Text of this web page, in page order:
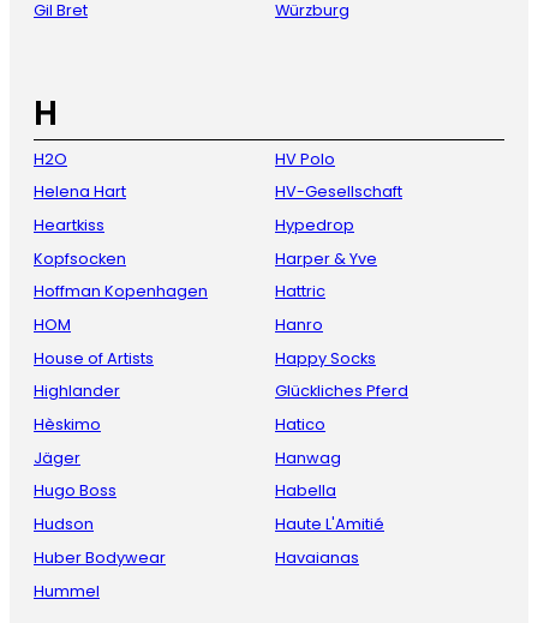
Gil Bret
Würzburg
H
H2O
Helena Hart
Heartkiss
Kopfsocken
Hoffman Kopenhagen
HOM
House of Artists
Highlander
Hèskimo
Jäger
Hugo Boss
Hudson
Huber Bodywear
Hummel
HV Polo
HV-Gesellschaft
Hypedrop
Harper & Yve
Hattric
Hanro
Happy Socks
Glückliches Pferd
Hatico
Hanwag
Habella
Haute L'Amitié
Havaianas